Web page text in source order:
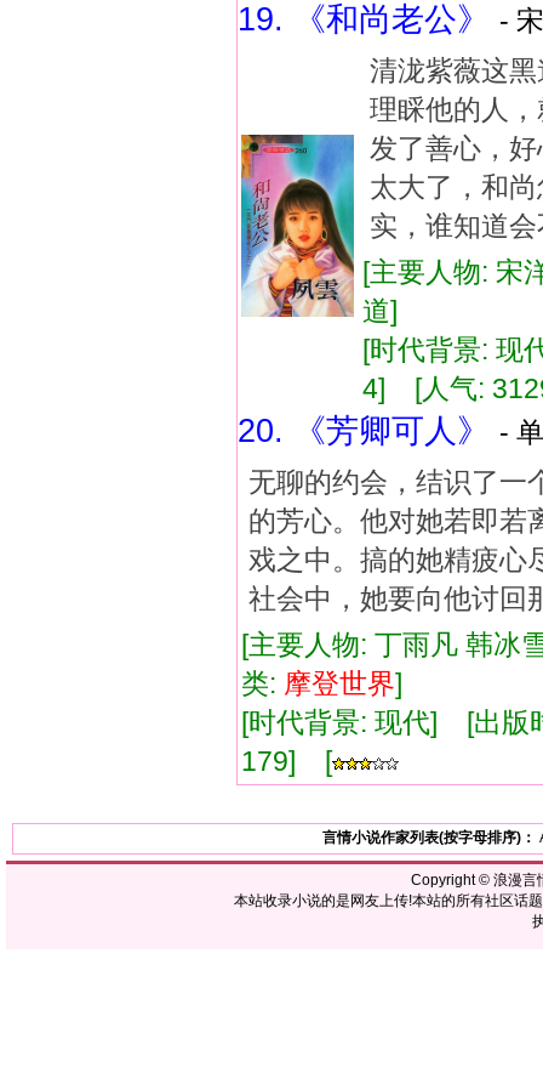
19. 《和尚老公》
-
清泷紫薇这
理睬他的人
发了善心，
太大了，和
实，谁知道
[主要人物:
道]
[时代背景:
4] [人气:
20. 《芳卿可人》
-
无聊的约会，结识了一
的芳心。他对她若即若
戏之中。搞的她精疲心
社会中，她要向他讨回
[主要人物: 丁雨凡 韩
类: 摩登世界]
[时代背景: 现代] [出
179] [
言情小说作家列表(按字母排序)：
Copyright © 浪漫言
本站收录小说的是网友上传!本站的所有社区话